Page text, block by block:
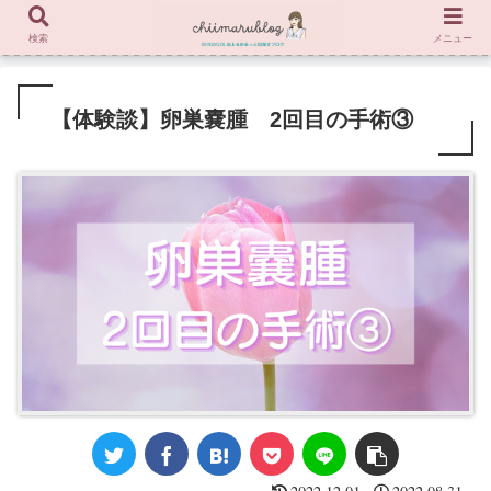
【体験談】卵巣嚢腫 2回目の手術③
検索 メニュー